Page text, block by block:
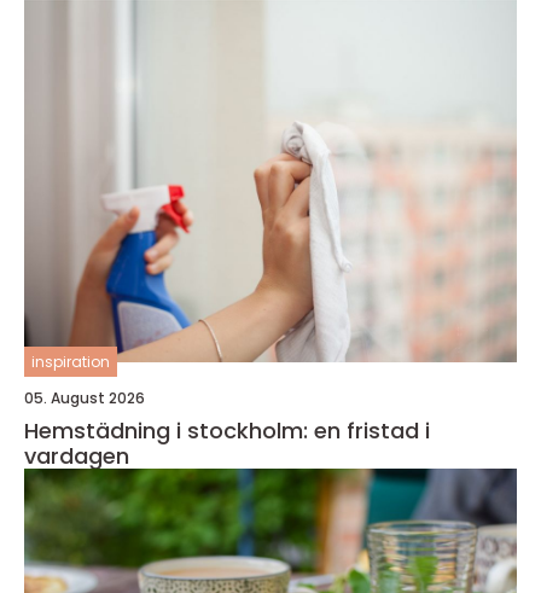
inspiration
05. August 2026
Hemstädning i stockholm: en fristad i
vardagen